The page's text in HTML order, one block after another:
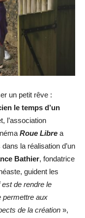
un petit rêve :
le temps d’un
l’association
Roue Libre a
la réalisation d’un
Bathier, fondatrice
guident les
est de rendre le
permettre aux
de la création »,